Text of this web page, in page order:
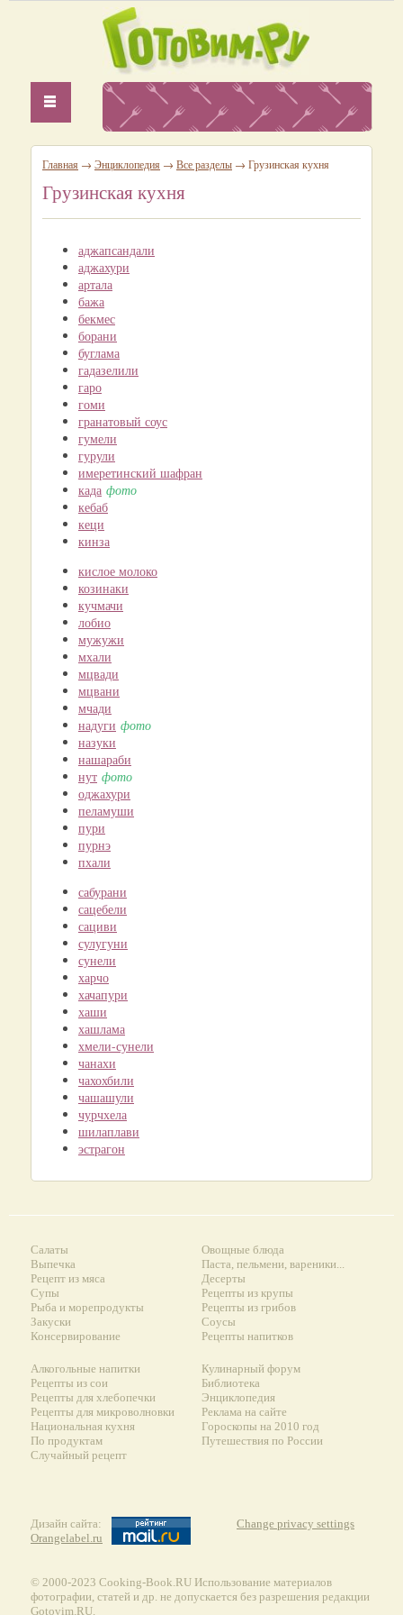
Главная → Энциклопедия → Все разделы → Грузинская кухня
Грузинская кухня
аджапсандали
аджахури
артала
бажа
бекмес
борани
буглама
гадазелили
гаро
гоми
гранатовый соус
гумели
гурули
имеретинский шафран
када фото
кебаб
кеци
кинза
кислое молоко
козинаки
кучмачи
лобио
мужужи
мхали
мцвади
мцвани
мчади
надуги фото
назуки
нашараби
нут фото
оджахури
пеламуши
пури
пурнэ
пхали
сабурани
сацебели
сациви
сулугуни
сунели
харчо
хачапури
хаши
хашлама
хмели-сунели
чанахи
чахохбили
чашашули
чурчхела
шилаплави
эстрагон
Салаты
Выпечка
Рецепт из мяса
Супы
Рыба и морепродукты
Закуски
Консервирование
Овощные блюда
Паста, пельмени, вареники...
Десерты
Рецепты из крупы
Рецепты из грибов
Соусы
Рецепты напитков
Алкогольные напитки
Рецепты из сои
Рецепты для хлебопечки
Рецепты для микроволновки
Национальная кухня
По продуктам
Случайный рецепт
Кулинарный форум
Библиотека
Энциклопедия
Реклама на сайте
Гороскопы на 2010 год
Путешествия по России
Дизайн сайта:
Orangelabel.ru
Change privacy settings
© 2000-2023 Сooking-Book.RU Использование материалов
фотографии, статей и др. не допускается без разрешения редакции
Gotovim.RU.